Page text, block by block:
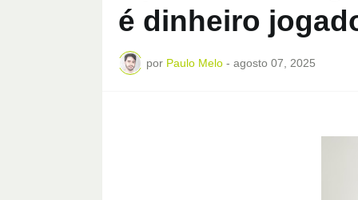
é dinheiro
por Paulo Melo - agosto 07, 2025